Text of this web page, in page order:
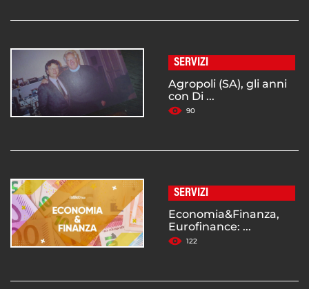
SERVIZI
Agropoli (SA), gli anni
con Di ...
90
SERVIZI
Economia&Finanza,
Eurofinance: ...
122